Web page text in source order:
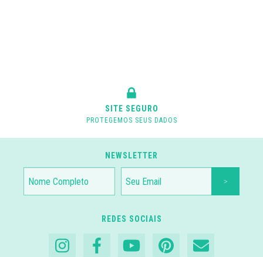
SITE SEGURO
PROTEGEMOS SEUS DADOS
NEWSLETTER
REDES SOCIAIS